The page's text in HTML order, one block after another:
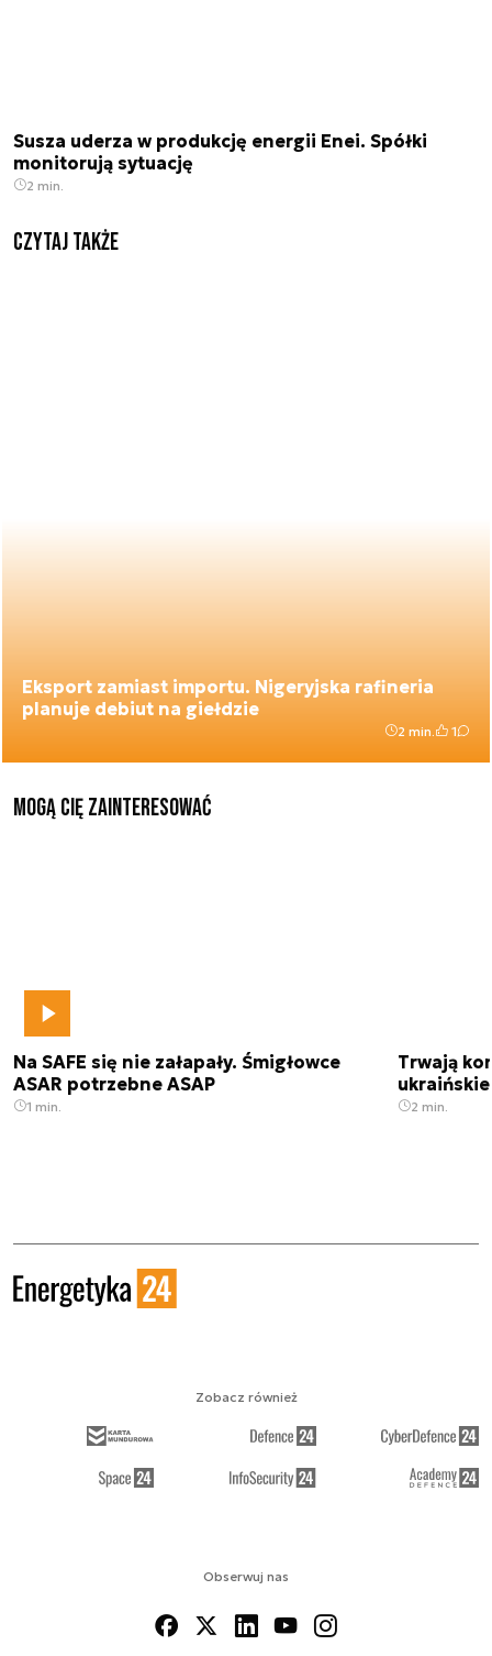
Susza uderza w produkcję energii Enei. Spółki
monitorują sytuację
2 min.
Czytaj także
Eksport zamiast importu. Nigeryjska rafineria
planuje debiut na giełdzie
2 min. 1
Mogą Cię zainteresować
Na SAFE się nie załapały. Śmigłowce
ASAR potrzebne ASAP
1 min.
Trwają
2 min.
Obserwuj nas
Zobacz również